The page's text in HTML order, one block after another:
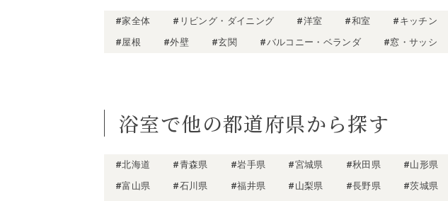
#家全体 #リビング・ダイニング #洋室 #和室 #キッチン
#屋根
#外壁 #玄関 #バルコニー・ベランダ #窓・サッシ
浴室で他の都道府県から探す
#北海道 #青森県 #岩手県 #宮城県 #秋田県 #山形県
#富山県
#石川県 #福井県 #山梨県 #長野県 #茨城県